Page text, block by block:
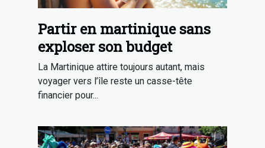
Partir en martinique sans
exploser son budget
La Martinique attire toujours autant, mais
voyager vers l’île reste un casse-tête
financier pour...